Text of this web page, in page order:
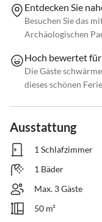
Entdecken Sie
Besuchen Sie das
Archäologischen
Hoch bewertet
Die Gäste
dieses schönen
Ausstattung
1 Schlafzimmer
1 Bäder
Max. 3 Gäste
50 m²